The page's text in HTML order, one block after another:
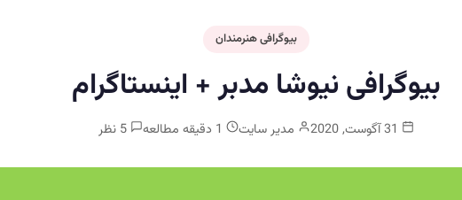
بیوگرافی هنرمندان
بیوگرافی نیوشا مدبر + اینستاگرام
مدیر سایت